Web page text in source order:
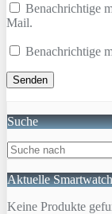
Benachrichtige
Mail.
Benachrichtige
Suche
Aktuelle Smartwatch
Keine Produkte